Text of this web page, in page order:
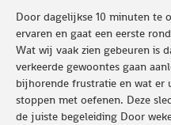
Door dagelijkse 10 minuten te
ervaren en gaat een eerste
Wat wij vaak zien gebeuren is
verkeerde gewoontes gaan
bijhorende frustratie en wat er
stoppen met oefenen. Deze
de juiste begeleiding Door